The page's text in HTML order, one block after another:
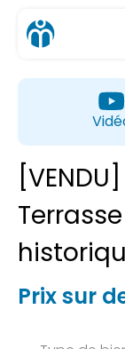
[VENDU]
Prix sur